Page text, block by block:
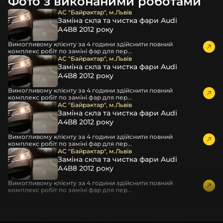
пошкодження товару внаслідок механічних впливів під
час транспортування поштою.
Детальніше про доставку…
Комплектація товару виробника та зовнішній вигляд
товару можуть відрізнятися від фотографій,
представлених на сайті.
Якщо ви шукаєте такі послуги, як заміна скла фари,
розпакування та перепакування фар, відновлення та
ремонт фар, заміна лінз Xenon LED BI-LED, ремонт скла,
корпусу та кріплення фари, налаштування світла,
коригування, діагностика та полірування фари, наші
партнерські сервіси готові надати допомогу по всій
Україні.
Ми опанували мистецтво автосвітла, і це підтвердять
тисячі задоволених клієнтів. Розмаїття вибору, постійна
наявність на складі, свіжі поступлення, доступна ціна,
швидке доставлення та висока якість товарів!
АС "Байрактар", м.Львів
Заміна скла та чистка фари Audi
А4В8 2012 року
Вимогливому клієнту за 4 години здійснити повний
комплекс робіт по заміні фар для пер...
АС "Байрактар", м.Львів
Заміна скла та чистка фари Audi
А4В8 2012 року
Вимогливому клієнту за 4 години здійснити повний
комплекс робіт по заміні фар для пер...
АС "Байрактар", м.Львів
Заміна скла та чистка фари Audi
А4В8 2012 року
Вимогливому клієнту за 4 години здійснити повний
комплекс робіт по заміні фар для пер...
АС "Байрактар", м.Львів
Заміна скла та чистка фари Audi
А4В8 2012 року
Вимогливому клієнту за 4 години здійснити повний
комплекс робіт по заміні фар для пер...